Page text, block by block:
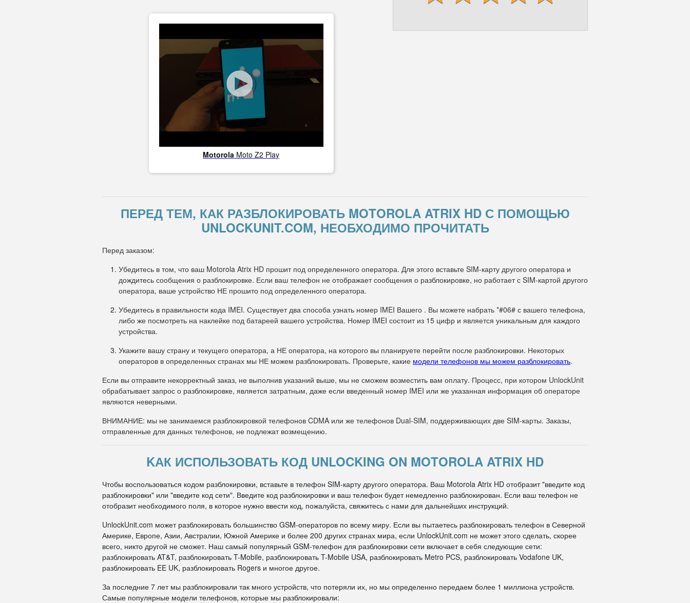
Motorola Moto Z2 Play
ПЕРЕД ТЕМ, КАК РАЗБЛОКИРОВАТЬ MOTOROLA ATRIX HD С ПОМОЩЬЮ
UNLOCKUNIT.COM, НЕОБХОДИМО ПРОЧИТАТЬ
Перед заказом:
Убедитесь в том, что ваш Motorola Atrix HD прошит под определенного оператора. Для этого вставьте SIM-карту другого оператора и
дождитесь сообщения о разблокировке. Если ваш телефон не отображает сообщения о разблокировке, но работает с SIM-картой другого
оператора, ваше устройство НЕ прошито под определенного оператора.
Убедитесь в правильности кода IMEI. Существует два способа узнать номер IMEI Вашего . Вы можете набрать *#06# с вашего телефона,
либо же посмотреть на наклейке под батареей вашего устройства. Номер IMEI состоит из 15 цифр и является уникальным для каждого
устройства.
Укажите вашу страну и текущего оператора, а НЕ оператора, на которого вы планируете перейти после разблокировки. Некоторых
операторов в определенных странах мы НЕ можем разблокировать. Проверьте, какие модели телефонов мы можем разблокировать.
Если вы отправите некорректный заказ, не выполнив указаний выше, мы не сможем возместить вам оплату. Процесс, при котором UnlockUnit
обрабатывает запрос о разблокировке, является затратным, даже если введенный номер IMEI или же указанная информация об операторе
являются неверными.
ВНИМАНИЕ: мы не занимаемся разблокировкой телефонов CDMA или же телефонов Dual-SIM, поддерживающих две SIM-карты. Заказы,
отправленные для данных телефонов, не подлежат возмещению.
KАК ИСПОЛЬЗОВАТЬ КОД UNLOCKING ON MOTOROLA ATRIX HD
Чтобы воспользоваться кодом разблокировки, вставьте в телефон SIM-карту другого оператора. Ваш Motorola Atrix HD отобразит "введите код
разблокировки" или "введите код сети". Введите код разблокировки и ваш телефон будет немедленно разблокирован. Если ваш телефон не
отобразит необходимого поля, в которое нужно ввести код, пожалуйста, свяжитесь с нами для дальнейших инструкций.
UnlockUnit.com может разблокировать большинство GSM-операторов по всему миру. Если вы пытаетесь разблокировать телефон в Северной
Америке, Европе, Азии, Австралии, Южной Америке и более 200 других странах мира, если UnlockUnit.com не может этого сделать, скорее
всего, никто другой не сможет. Наш самый популярный GSM-телефон для разблокировки сети включает в себя следующие сети:
разблокировать AT&T, разблокировать T-Mobile, разблокировать T-Mobile USA, разблокировать Metro PCS, разблокировать Vodafone UK,
разблокировать EE UK, разблокировать Rogers и многое другое.
За последние 7 лет мы разблокировали так много устройств, что потеряли их, но мы определенно передаем более 1 миллиона устройств.
Самые популярные модели телефонов, которые мы разблокировали: